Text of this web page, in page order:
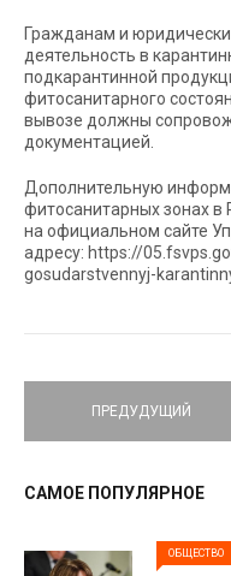
Гражданам и
деятельность в
подкарантинной
фитосанитарного
вывозе должны
документацией.
Дополнительную
фитосанитарных зонах в
на официальном сайте
адресу: https://
gosudarstvennyj-
ПРЕДУДУЩИЙ
САМОЕ ПОПУЛЯРНОЕ
ОБЩЕСТВО